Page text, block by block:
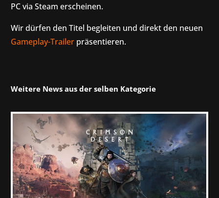
PC via Steam erscheinen.
Wir dürfen den Titel begleiten und direkt den neuen
Gameplay-Trailer präsentieren.
Weitere News aus der selben Kategorie